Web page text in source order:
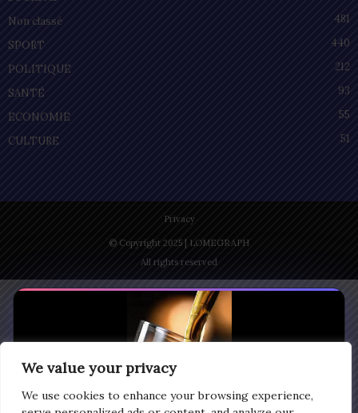
We value your privacy
We use cookies to enhance your browsing experience,
Non classé
481
SPORT
440
POLITIQUE
212
SANTÉ
93
ECONOMIE
55
CULTURE
51
Privacy
© Copyright 2025 | LOMEGRAPH
All rights reserved